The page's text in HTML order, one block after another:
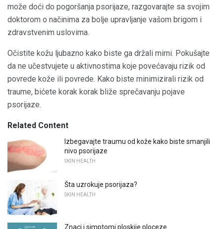
može doći do pogoršanja psorijaze, razgovarajte sa svojim
doktorom o načinima za bolje upravljanje vašom brigom i
zdravstvenim uslovima.
Očistite kožu ljubazno kako biste ga držali mirni. Pokušajte
da ne učestvujete u aktivnostima koje povećavaju rizik od
povrede kože ili povrede. Kako biste minimizirali rizik od
traume, bićete korak korak bliže sprečavanju pojave
psorijaze.
Related Content
Izbegavajte traumu od kože kako biste smanjili
nivo psorijaze
SKIN HEALTH
Šta uzrokuje psorijaza?
SKIN HEALTH
Znaci i simptomi ploskije ploceze